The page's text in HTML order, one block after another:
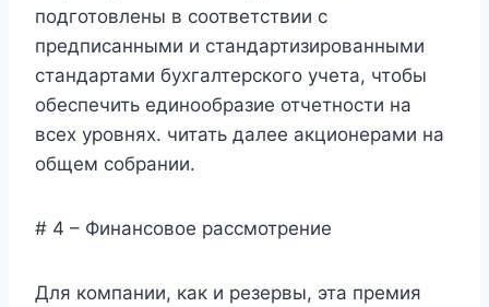
подготовлены в соответствии с
предписанными и стандартизированными
стандартами бухгалтерского учета, чтобы
обеспечить единообразие отчетности на
всех уровнях. читать далее акционерами на
общем собрании.
# 4 – Финансовое рассмотрение
Для компании, как и резервы, эта премия